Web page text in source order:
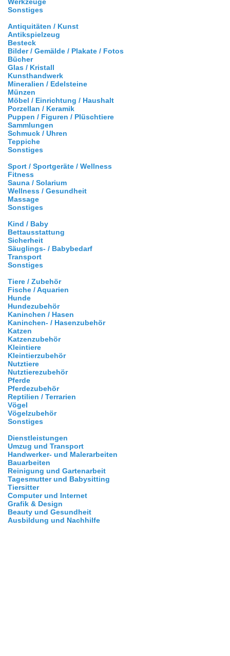
Sonstiges
Antiquitäten / Kunst
Antikspielzeug
Besteck
Bilder / Gemälde / Plakate / Fotos
Bücher
Glas / Kristall
Kunsthandwerk
Mineralien / Edelsteine
Münzen
Möbel / Einrichtung / Haushalt
Porzellan / Keramik
Puppen / Figuren / Plüschtiere
Sammlungen
Schmuck / Uhren
Teppiche
Sonstiges
Sport / Sportgeräte / Wellness
Fitness
Sauna / Solarium
Wellness / Gesundheit
Massage
Sonstiges
Kind / Baby
Bettausstattung
Sicherheit
Säuglings- / Babybedarf
Transport
Sonstiges
Tiere / Zubehör
Fische / Aquarien
Hunde
Hundezubehör
Kaninchen / Hasen
Kaninchen- / Hasenzubehör
Katzen
Katzenzubehör
Kleintiere
Kleintierzubehör
Nutztiere
Nutztierezubehör
Pferde
Pferdezubehör
Reptilien / Terrarien
Vögel
Vögelzubehör
Sonstiges
Dienstleistungen
Umzug und Transport
Handwerker- und Malerarbeiten
Bauarbeiten
Reinigung und Gartenarbeit
Tagesmutter und Babysitting
Tiersitter
Computer und Internet
Grafik & Design
Beauty und Gesundheit
Ausbildung und Nachhilfe